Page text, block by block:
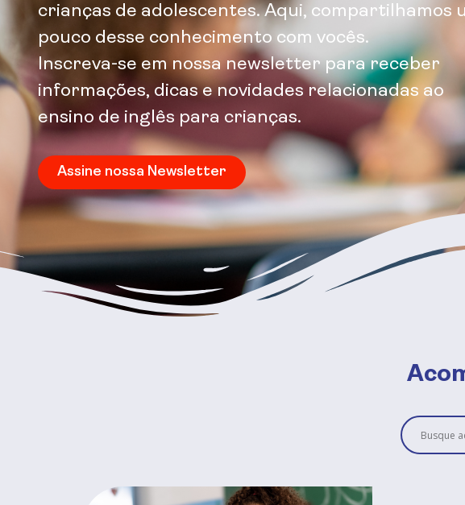
crianças de adolescentes. Aqui, compartilhamos
pouco desse conhecimento com vocês.
Inscreva-se em nossa newsletter para receber
informações, dicas e novidades relacionadas ao
ensino de inglês para crianças.
Assine nossa Newsletter